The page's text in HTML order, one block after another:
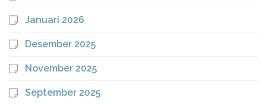
Januari 2026
Desember 2025
November 2025
September 2025